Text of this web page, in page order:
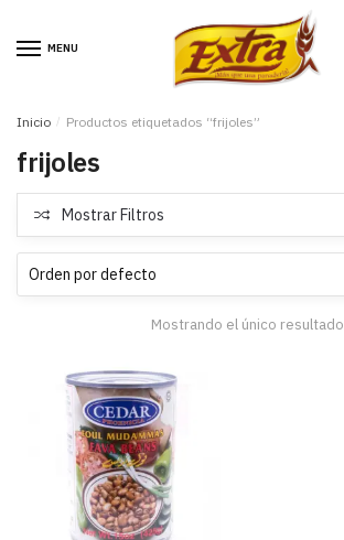
MENU
Inicio / Productos etiquetados “frijoles”
frijoles
Mostrar Filtros
Mostrando el único resultado